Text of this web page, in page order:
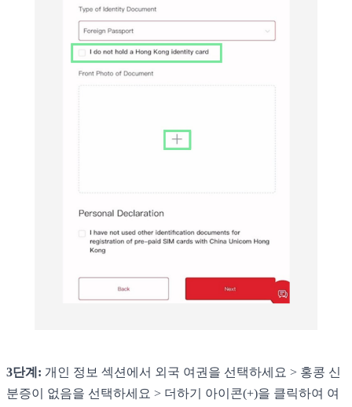
3단계: 개인 정보 섹션에서 외국 여권을 선택하세요 > 홍콩 신
분증이 없음을 선택하세요 > 더하기 아이콘(+)을 클릭하여 여